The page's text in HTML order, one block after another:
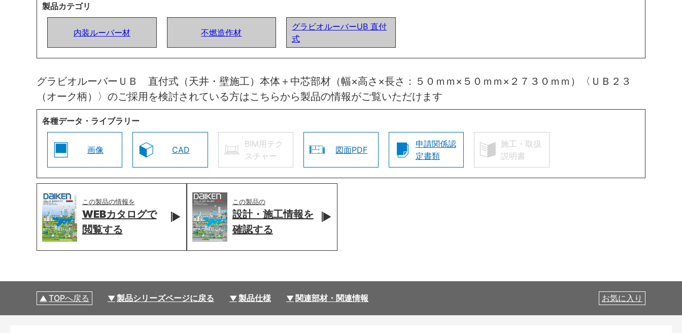
製品カテゴリ
内装ルーバー材 不燃造作材
グラビオルーバーUB 直付
式
グラビオルーバーＵＢ 直付式（天井・壁施工）本体＋中芯部材（幅×高さ×長さ：５０ｍｍ×５０ｍｍ×２７３０ｍｍ）〈ＵＢ２３
（オーク柄）〉のご採用を検討されている方はこちらから製品の情報がご覧いただけます
各種データ・ライブラリー
画像 CAD
BIM用テク
スチャー
図面PDF
申請関係認
定書類
施工・取扱
説明書
この製品の情報を
WEBカタログで
閲覧する
この製品の
設計・施工情報を
確認する
TOPへ戻る 製品シリーズページに戻る 製品仕様 関連部材・関連情報 お気に入り